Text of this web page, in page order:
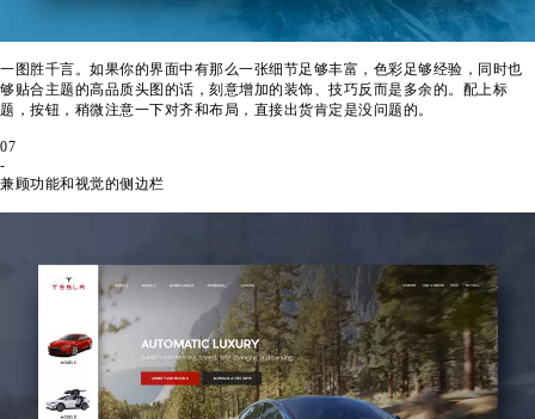
一图胜千言。如果你的界面中有那么一张细节足够丰富，色彩足够经验，同时也
够贴合主题的高品质头图的话，刻意增加的装饰、技巧反而是多余的。配上标
题，按钮，稍微注意一下对齐和布局，直接出货肯定是没问题的。
07
-
兼顾功能和视觉的侧边栏